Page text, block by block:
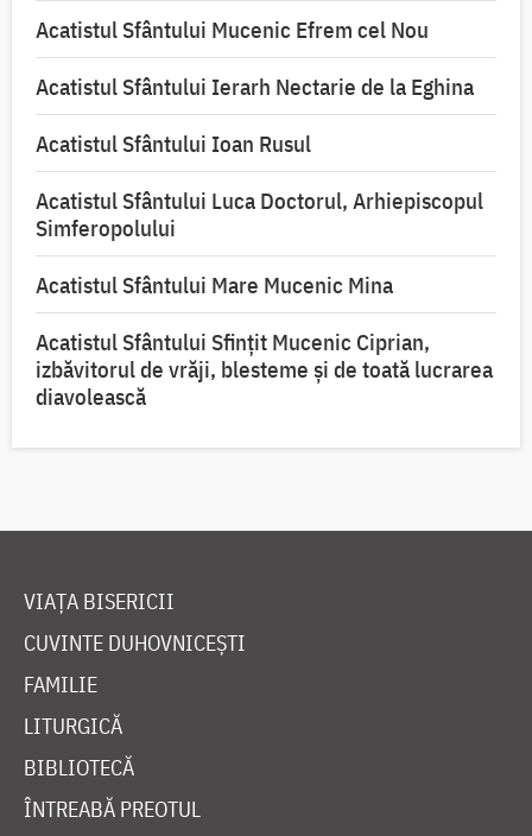
Acatistul Sfântului Mucenic Efrem cel Nou
Acatistul Sfântului Ierarh Nectarie de la Eghina
Acatistul Sfântului Ioan Rusul
Acatistul Sfântului Luca Doctorul, Arhiepiscopul
Simferopolului
Acatistul Sfântului Mare Mucenic Mina
Acatistul Sfântului Sfințit Mucenic Ciprian,
izbăvitorul de vrăji, blesteme și de toată lucrarea
diavolească
VIAȚA BISERICII
CUVINTE DUHOVNICEȘTI
FAMILIE
LITURGICĂ
BIBLIOTECĂ
ÎNTREABĂ PREOTUL